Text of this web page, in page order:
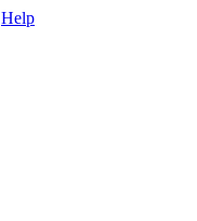
Help